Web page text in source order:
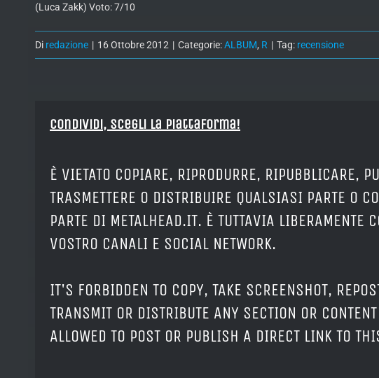
(Luca Zakk) Voto: 7/10
Di redazione | 16 Ottobre 2012 | Categorie:ALBUM, R | Tag: recensione
Condividi, Scegli la piattaforma!
È VIETATO COPIARE, RIPRODURRE, RIPUBBLICARE,
TRASMETTERE O DISTRIBUIRE QUALSIASI PARTE O
PARTE DI METALHEAD.IT. È TUTTAVIA LIBERAMENTE
VOSTRO CANALI E SOCIAL NETWORK.
IT'S FORBIDDEN TO COPY, TAKE SCREENSHOT,
TRANSMIT OR DISTRIBUTE ANY SECTION OR
ALLOWED TO POST OR PUBLISH A DIRECT LINK TO